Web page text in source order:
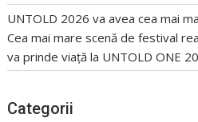
UNTOLD 2026 va avea cea mai
Cea mai mare scenă de festival
va prinde viață la UNTOLD ONE
Categorii